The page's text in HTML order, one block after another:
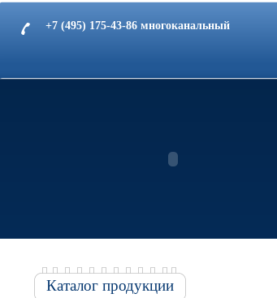
+7 (495) 175-43-86 многоканальный
Каталог продукции